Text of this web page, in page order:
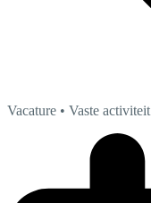
Vacature • Vaste activiteit